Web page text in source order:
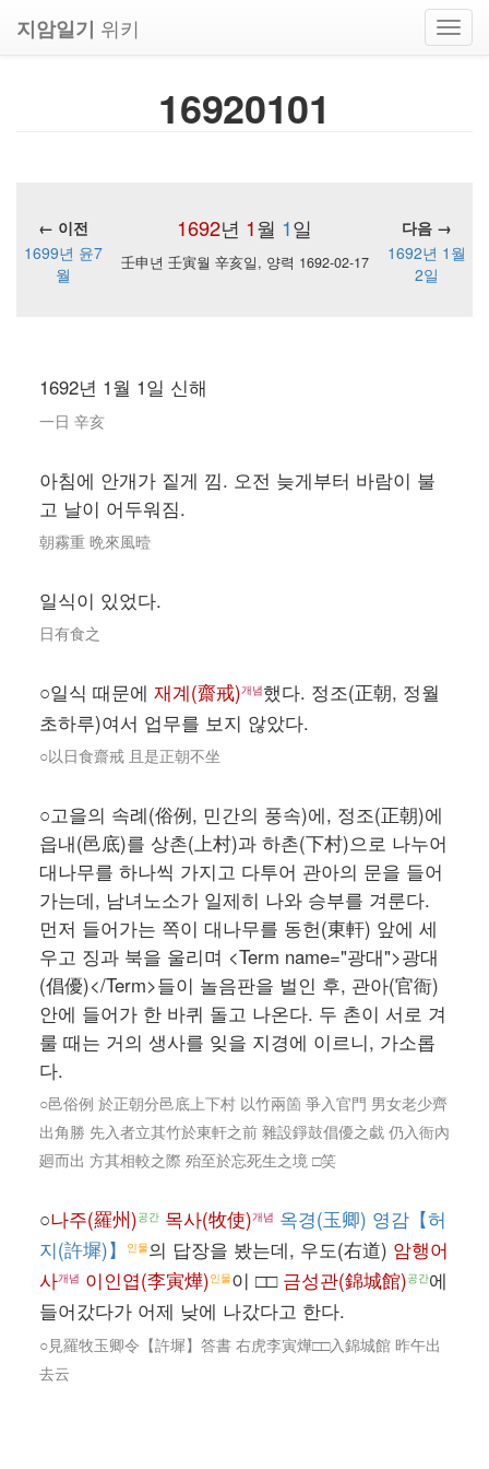
지암일기 위키
16920101
1692년 1월 1일
← 이전
다음 →
1699년 윤7
월
壬申년 壬寅월 辛亥일, 양력 1692-02-17
1692년 1월
2일
1692년 1월 1일 신해
一日 辛亥
아침에 안개가 짙게 낌. 오전 늦게부터 바람이 불
고 날이 어두워짐.
朝霧重 晩來風曀
일식이 있었다.
日有食之
○일식 때문에 재계(齋戒)개념했다. 정조(正朝, 정월
초하루)여서 업무를 보지 않았다.
○以日食齋戒 且是正朝不坐
○고을의 속례(俗例, 민간의 풍속)에, 정조(正朝)에
읍내(邑底)를 상촌(上村)과 하촌(下村)으로 나누어
대나무를 하나씩 가지고 다투어 관아의 문을 들어
가는데, 남녀노소가 일제히 나와 승부를 겨룬다.
먼저 들어가는 쪽이 대나무를 동헌(東軒) 앞에 세
우고 징과 북을 울리며 <Term name="광대">광대
(倡優)</Term>들이 놀음판을 벌인 후, 관아(官衙)
안에 들어가 한 바퀴 돌고 나온다. 두 촌이 서로 겨
룰 때는 거의 생사를 잊을 지경에 이르니, 가소롭
다.
○邑俗例 於正朝分邑底上下村 以竹兩箇 爭入官門 男女老少齊
出角勝 先入者立其竹於東軒之前 雜設錚鼓倡優之戱 仍入衙內
廻而出 方其相較之際 殆至於忘死生之境 □笑
○나주(羅州)공간 목사(牧使)개념 옥경(玉卿) 영감【허
지(許墀)】
인물의 답장을 봤는데, 우도(右道) 암행어
사개념 이인엽(李寅燁)인물이 □□ 금성관(錦城館)공간에
들어갔다가 어제 낮에 나갔다고 한다.
○見羅牧玉卿令【許墀】答書 右虎李寅燁□□入錦城館 昨午出
去云